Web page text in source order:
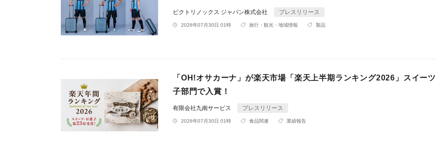
ビクトリノックス ジャパン株式会社 プレスリリース
2026年07月30日 01時 旅行・観光・地域情報 製品
「OH!オサカーナ」が楽天市場「楽天上半期ランキング2026」スイー
子部門で入賞！
有限会社九南サービス プレスリリース
2026年07月30日 01時 食品関連 業績報告